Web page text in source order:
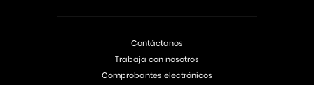
Contáctanos
Trabaja con nosotros
Comprobantes electrónicos